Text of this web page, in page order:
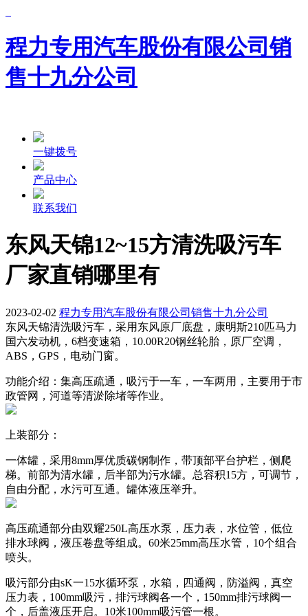
程力专用汽车股份有限公司销
售十九分公司
一键拨号
产品中心
联系我们
东风天锦12~15方清洗吸污车
厂家直销哪里有
2023-02-02 程力专用汽车股份有限公司销售十九分公司
东风天锦清洗吸污车，采用东风原厂底盘，康明斯210匹马力
国六发动机，6档变速箱，10.00R20钢丝轮胎，原厂空调，
ABS，GPS，电动门窗。
功能介绍：集高压疏通，吸污于一车，一车两用，主要用于市
政管网，河道等清淤除堵等作业。
上装部分：
一体罐，采用8mm厚优质碳钢制作，带顶部平台护栏，侧爬
梯。前部为清水罐，后半部为污水罐。总容积15方，可调节，
自由分配，水污可互通。罐体液压举升。
高压疏通部分由双耀250L高压水泵，压力表，水位管，低位
排水球阀，液压卷盘等组成。60米25mm高压水管，10个组合
喷头。
吸污部分由sK一15水循环泵，水箱，四通阀，防溢阀，真空
压力表，100mm吸污，排污球阀各一个，150mm排污球阀一
个，后盖液压开启。10米100mm吸污管一根。